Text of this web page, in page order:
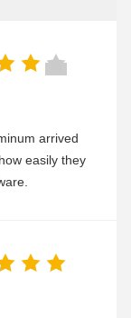
arrived
easily they